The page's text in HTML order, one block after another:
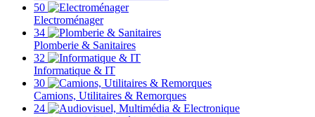
50
Electroménager
34
Plomberie & Sanitaires
32
Informatique & IT
30
Camions, Utilitaires & Remorques
24